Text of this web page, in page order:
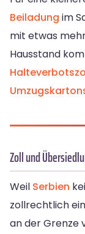
Beiladung im
mit etwas
Hausstand
Zoll und
Weil Serbien
zollrechtlich
an der Grenze